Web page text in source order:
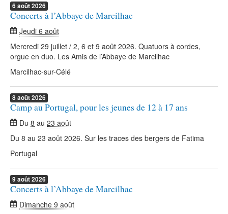
6 août2026
Concerts à l’Abbaye de Marcilhac
Jeudi 6 août
Mercredi 29 juillet / 2, 6 et 9 août 2026. Quatuors à cordes,
orgue en duo. Les Amis de l’Abbaye de Marcilhac
Marcilhac-sur-Célé
8août2026
Camp au Portugal, pour les jeunes de 12 à 17 ans
Du 8 au 23 août
Du 8 au 23 août 2026. Sur les traces des bergers de Fatima
Portugal
9 août2026
Concerts à l’Abbaye de Marcilhac
Dimanche 9 août